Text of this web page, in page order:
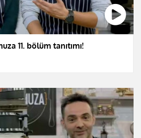
11. bölüm tanıtımı!